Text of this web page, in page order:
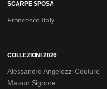
SCARPE SPOSA
Francesco Italy
COLLEZIONI 2026
Alessandro Angelozzi Couture
Maison Signore